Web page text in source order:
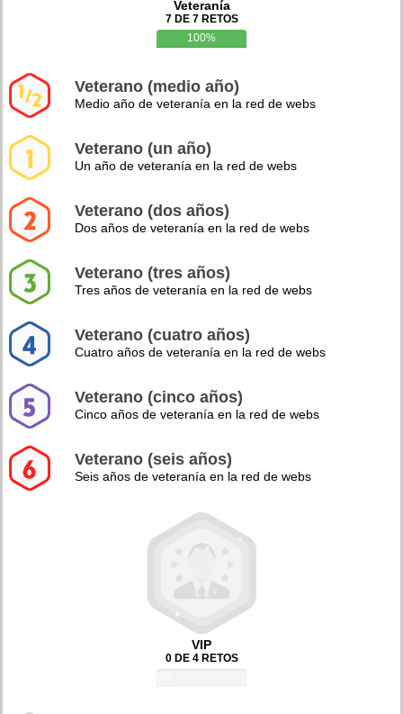
Veteranía
7 DE 7 RETOS
100%
Veterano (medio año)
Medio año de veteranía en la red de webs
Veterano (un año)
Un año de veteranía en la red de webs
Veterano (dos años)
Dos años de veteranía en la red de webs
Veterano (tres años)
Tres años de veteranía en la red de webs
Veterano (cuatro años)
Cuatro años de veteranía en la red de webs
Veterano (cinco años)
Cinco años de veteranía en la red de webs
Veterano (seis años)
Seis años de veteranía en la red de webs
VIP
0 DE 4 RETOS